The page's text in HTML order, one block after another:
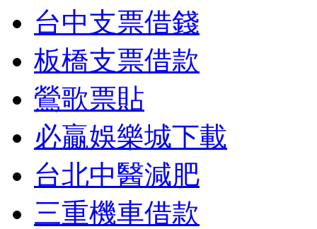
台中支票借錢
板橋支票借款
鶯歌票貼
必贏娛樂城下載
台北中醫減肥
三重機車借款